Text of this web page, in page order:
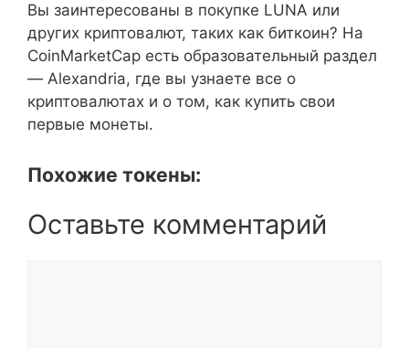
Вы заинтересованы в покупке LUNA или
других криптовалют, таких как биткоин? На
CoinMarketCap есть образовательный раздел
— Alexandria, где вы узнаете все о
криптовалютах и о том, как купить свои
первые монеты.
Похожие токены:
Оставьте комментарий